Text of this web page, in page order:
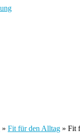
» Fit für den Alltag » Fit